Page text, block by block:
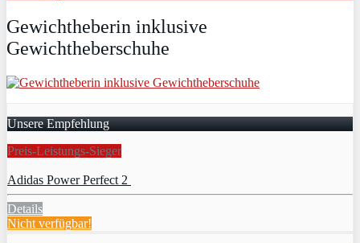
Gewichtheberin inklusive
Gewichtheberschuhe
Unsere Empfehlung
Preis-Leistungs-Sieger
Adidas Power Perfect 2
Details
Nicht verfügbar!